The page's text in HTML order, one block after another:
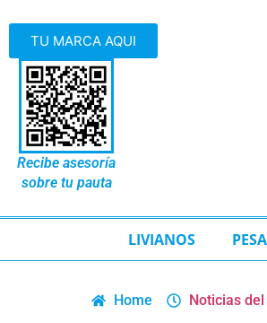
TU MARCA AQUI
Recibe asesoría
sobre tu pauta
LIVIANOS
Home Noticias